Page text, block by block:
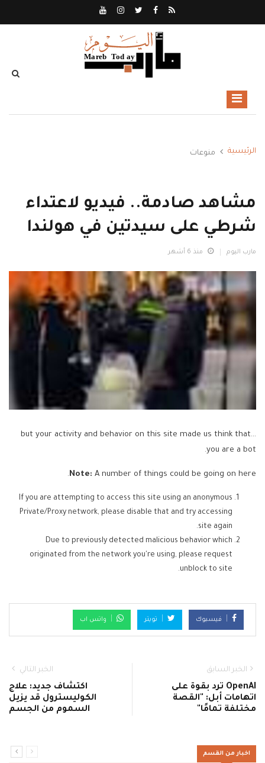
الرئيسية منوعات
مشاهد صادمة.. فيديو لاعتداء
شرطي على سيدتين في هولندا
مارب اليوم منذ 6 أشهر
...but your activity and behavior on this site made us think that
you are a bot.
Note: A number of things could be going on here.
If you are attempting to access this site using an anonymous
Private/Proxy network, please disable that and try accessing
site again.
Due to previously detected malicious behavior which
originated from the network you're using, please request
unblock to site.
فيسبوك تويتر واتس اب
الخبر السابق
OpenAI ترد بقوة على
اتهامات أبل: "القصة
مختلفة تمامًا"
الخبر التالي
اكتشاف جديد: علاج
الكوليسترول قد يزيل
السموم من الجسم
اخبار من القسم